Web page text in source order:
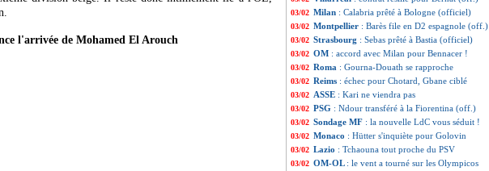
l'arrivée de Mohamed El Arouch
03/02 Milan : Calabria prêté à Bologne (officiel)
03/02 Montpellier : Barès file en D2 espagnole (off.)
03/02 Strasbourg : Sebas prêté à Bastia (officiel)
03/02 OM : accord avec Milan pour Bennacer !
03/02 Roma : Gourna-Douath se rapproche
03/02 Reims : échec pour Chotard, Gbane ciblé
03/02 ASSE : Kari ne viendra pas
03/02 PSG : Ndour transféré à la Fiorentina (off.)
03/02 Sondage MF : la nouvelle LdC vous séduit !
03/02 Monaco : Hütter s'inquiète pour Golovin
03/02 Lazio : Tchaouna tout proche du PSV
03/02 OM-OL : le vent a tourné sur les Olympicos